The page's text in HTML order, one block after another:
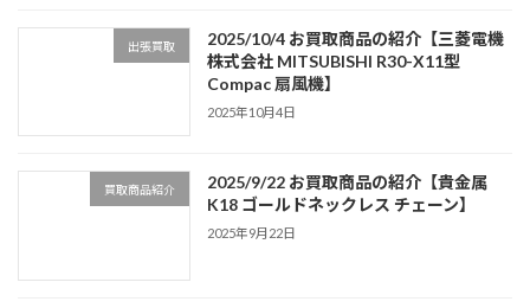
出張買取
2025/10/4 お買取商品の紹介【三菱電機
株式会社 MITSUBISHI R30-X11型
Compac 扇風機】
2025年10月4日
買取商品紹介
2025/9/22 お買取商品の紹介【貴金属
K18 ゴールドネックレス チェーン】
2025年9月22日